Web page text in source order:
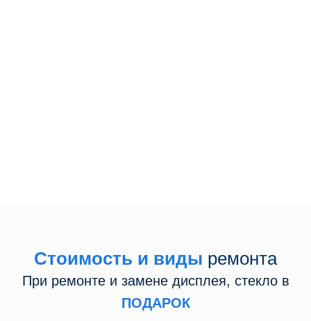
Стоимость и виды ремонта
При ремонте и замене дисплея, стекло в
ПОДАРОК